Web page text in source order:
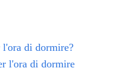
l'ora di dormire?
l'ora di dormire